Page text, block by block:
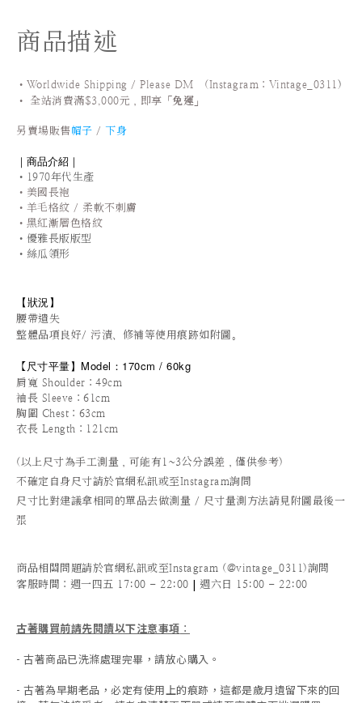
商品描述
•Worldwide Shipping / Please DM (Instagram：Vintage_0311 )
•
全站消費滿$3,000元，即享「 免運 」
另賣場販售帽子 / 下身
｜商品介紹｜
•1970年代生產
•美國長袍
•羊毛格紋 / 柔軟不刺膚
•黑紅漸層色格紋
•優雅長版版型
•絲瓜領形
【狀況】
腰帶遺失
整體品項良好/ 污漬、修補等使用痕跡如附圖。
【 尺寸平量】 Model：170cm / 60kg
肩寬 Shoulder：49cm
袖長 Sleeve：61cm
胸圍 Chest：63cm
衣長 Length：121cm
(以上尺寸為手工測量，可能有1~3公分誤差，僅供參考)
不確定自身尺寸請於官網私訊或至Instagram詢問
尺寸比對建議拿相同的單品去做測量 / 尺寸量測方法請見附圖最後一
張
商品相關問題請於官網私訊或至Instagram (@vintage_0311)詢問
客服時間 ：週一四五 17:00 - 22:00 | 週六日 15:00 - 22:00
古著購買前請先閱讀以下注意事項 ：
- 古著商品已洗滌處理完畢，請放心購入。
- 古著為早期老品，必定有使用上的痕跡，這都是歲月遺留下來的回